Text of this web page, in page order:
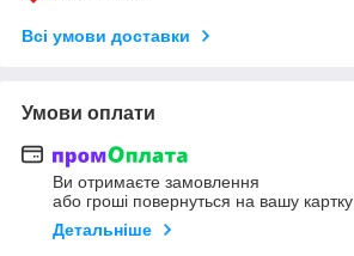
Всі умови доставки
Умови оплати
Ви отримаєте замовлення
або гроші повернуться на вашу картку
Детальніше